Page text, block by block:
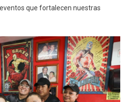
que fortalecen nuestras